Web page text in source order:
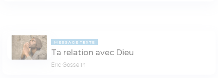
MESSAGE TEXTE
Ta relation avec Dieu
Eric Gosselin